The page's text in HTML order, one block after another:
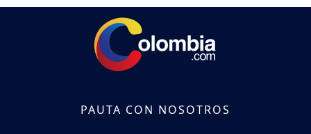
PAUTA CON NOSOTROS